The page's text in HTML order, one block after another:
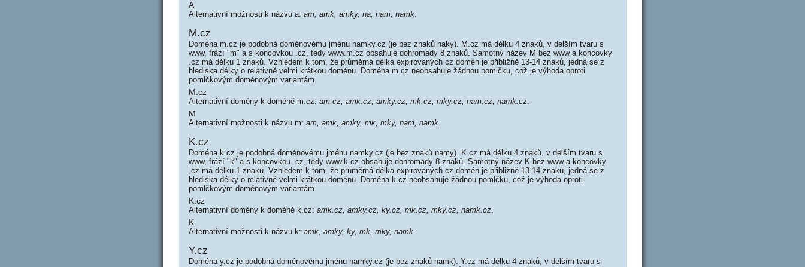
A
Alternativní možnosti k názvu a: am, amk, amky, na, nam, namk.
M.cz
Doména m.cz je podobná doménovému jménu namky.cz (je bez znaků naky). M.cz má délku 4 znaků, v delším tvaru s
www, frází "m" a s koncovkou .cz, tedy www.m.cz obsahuje dohromady 8 znaků. Samotný název M bez www a koncovky
.cz má délku 1 znaků. Vzhledem k tom, že průměrná délka expirovaných cz domén je přibližně 13-14 znaků, jedná se z
hlediska délky o relativně velmi krátkou doménu. Doména m.cz neobsahuje žádnou pomlčku, což je výhoda oproti
pomlčkovým doménovým variantám.
M.cz
Alternativní domény k doméně m.cz: am.cz, amk.cz, amky.cz, mk.cz, mky.cz, nam.cz, namk.cz.
M
Alternativní možnosti k názvu m: am, amk, amky, mk, mky, nam, namk.
K.cz
Doména k.cz je podobná doménovému jménu namky.cz (je bez znaků namy). K.cz má délku 4 znaků, v delším tvaru s
www, frází "k" a s koncovkou .cz, tedy www.k.cz obsahuje dohromady 8 znaků. Samotný název K bez www a koncovky
.cz má délku 1 znaků. Vzhledem k tom, že průměrná délka expirovaných cz domén je přibližně 13-14 znaků, jedná se z
hlediska délky o relativně velmi krátkou doménu. Doména k.cz neobsahuje žádnou pomlčku, což je výhoda oproti
pomlčkovým doménovým variantám.
K.cz
Alternativní domény k doméně k.cz: amk.cz, amky.cz, ky.cz, mk.cz, mky.cz, namk.cz.
K
Alternativní možnosti k názvu k: amk, amky, ky, mk, mky, namk.
Y.cz
Doména y.cz je podobná doménovému jménu namky.cz (je bez znaků namk). Y.cz má délku 4 znaků, v delším tvaru s